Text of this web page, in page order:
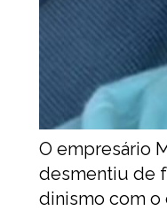
O empresário
desmentiu de
dinismo com o